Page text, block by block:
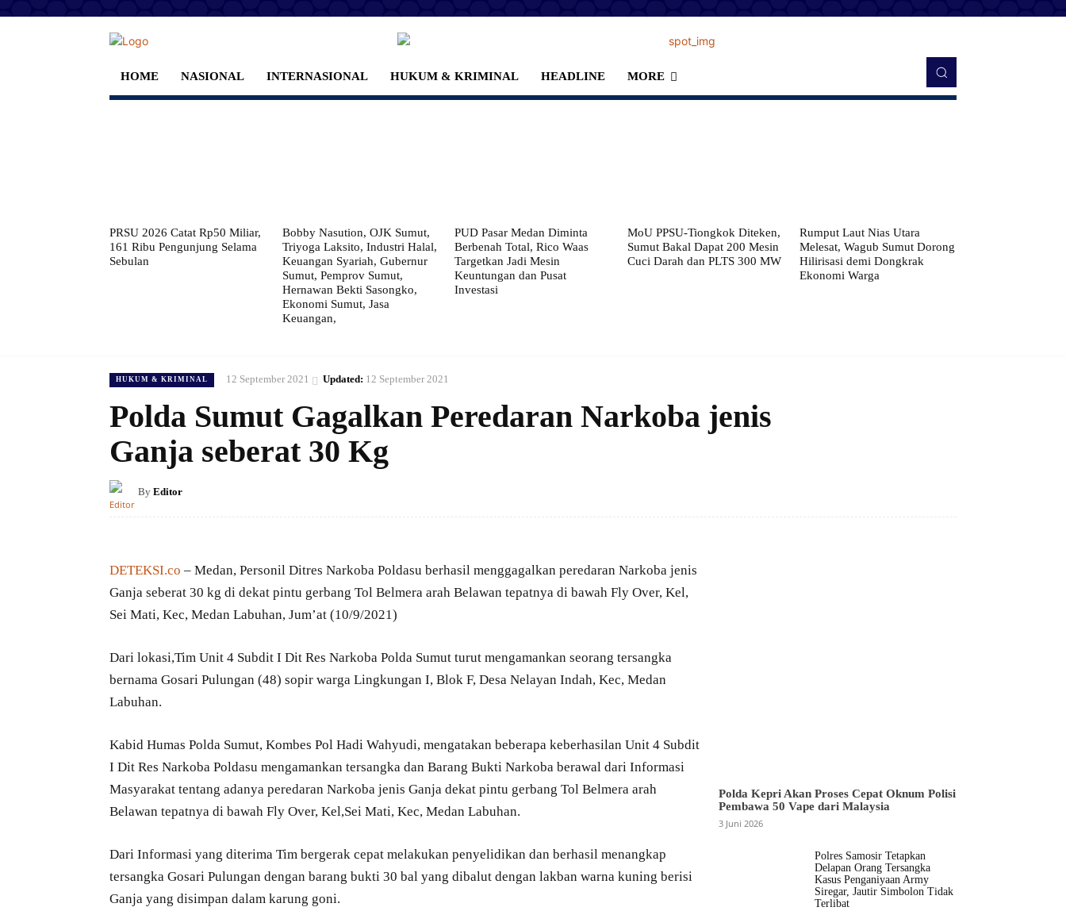
HOME NASIONAL INTERNASIONAL HUKUM & KRIMINAL HEADLINE MORE
PRSU 2026 Catat Rp50 Miliar,
161 Ribu Pengunjung Selama
Sebulan
Bobby Nasution, OJK Sumut,
Triyoga Laksito, Industri Halal,
Keuangan Syariah, Gubernur
Sumut, Pemprov Sumut,
Hernawan Bekti Sasongko,
Ekonomi Sumut, Jasa
Keuangan,
PUD Pasar Medan Diminta
Berbenah Total, Rico Waas
Targetkan Jadi Mesin
Keuntungan dan Pusat
Investasi
MoU PPSU-Tiongkok Diteken,
Sumut Bakal Dapat 200 Mesin
Cuci Darah dan PLTS 300 MW
Rumput Laut Nias Utara
Melesat, Wagub Sumut Dorong
Hilirisasi demi Dongkrak
Ekonomi Warga
HUKUM & KRIMINAL 12 September 2021 Updated: 12 September 2021
Polda Sumut Gagalkan Peredaran Narkoba jenis
Ganja seberat 30 Kg
By Editor
DETEKSI.co – Medan, Personil Ditres Narkoba Poldasu berhasil menggagalkan peredaran Narkoba jenis
Ganja seberat 30 kg di dekat pintu gerbang Tol Belmera arah Belawan tepatnya di bawah Fly Over, Kel,
Sei Mati, Kec, Medan Labuhan, Jum’at (10/9/2021)
Dari lokasi,Tim Unit 4 Subdit I Dit Res Narkoba Polda Sumut turut mengamankan seorang tersangka
bernama Gosari Pulungan (48) sopir warga Lingkungan I, Blok F, Desa Nelayan Indah, Kec, Medan
Labuhan.
Kabid Humas Polda Sumut, Kombes Pol Hadi Wahyudi, mengatakan beberapa keberhasilan Unit 4 Subdit
I Dit Res Narkoba Poldasu mengamankan tersangka dan Barang Bukti Narkoba berawal dari Informasi
Masyarakat tentang adanya peredaran Narkoba jenis Ganja dekat pintu gerbang Tol Belmera arah
Belawan tepatnya di bawah Fly Over, Kel,Sei Mati, Kec, Medan Labuhan.
Dari Informasi yang diterima Tim bergerak cepat melakukan penyelidikan dan berhasil menangkap
tersangka Gosari Pulungan dengan barang bukti 30 bal yang dibalut dengan lakban warna kuning berisi
Ganja yang disimpan dalam karung goni.
Polda Kepri Akan Proses Cepat Oknum Polisi
Pembawa 50 Vape dari Malaysia
3 Juni 2026
Polres Samosir Tetapkan
Delapan Orang Tersangka
Kasus Penganiyaan Army
Siregar, Jautir Simbolon Tidak
Terlibat